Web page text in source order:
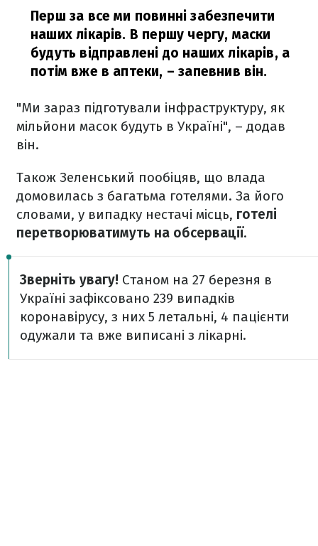
Перш за все ми повинні забезпечити
наших лікарів. В першу чергу, маски
будуть відправлені до наших лікарів, а
потім вже в аптеки, – запевнив він.
"Ми зараз підготували інфраструктуру, як
мільйони масок будуть в Україні", – додав
він.
Також Зеленський пообіцяв, що влада
домовилась з багатьма готелями. За його
словами, у випадку нестачі місць, готелі
перетворюватимуть на обсервації.
Зверніть увагу! Станом на 27 березня в
Україні зафіксовано 239 випадків
коронавірусу, з них 5 летальні, 4 пацієнти
одужали та вже виписані з лікарні.